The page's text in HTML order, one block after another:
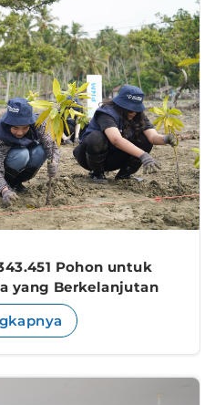
Pohon untuk
yang Berkelanjutan